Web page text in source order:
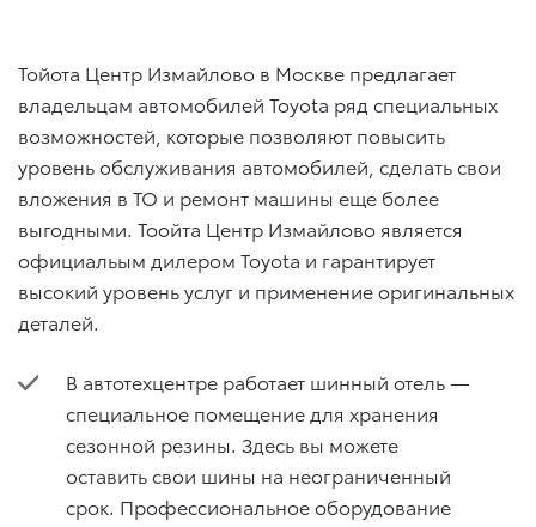
Тойота Центр Измайлово в Москве предлагает
владельцам автомобилей Toyota ряд специальных
возможностей, которые позволяют повысить
уровень обслуживания автомобилей, сделать свои
вложения в ТО и ремонт машины еще более
выгодными. Тоойта Центр Измайлово является
официальым дилером Toyota и гарантирует
высокий уровень услуг и применение оригинальных
деталей.
В автотехцентре работает шинный отель —
специальное помещение для хранения
сезонной резины. Здесь вы можете
оставить свои шины на неограниченный
срок. Профессиональное оборудование